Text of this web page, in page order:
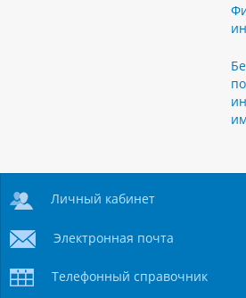
Личный кабинет
Электронная почта
Телефонный справочник